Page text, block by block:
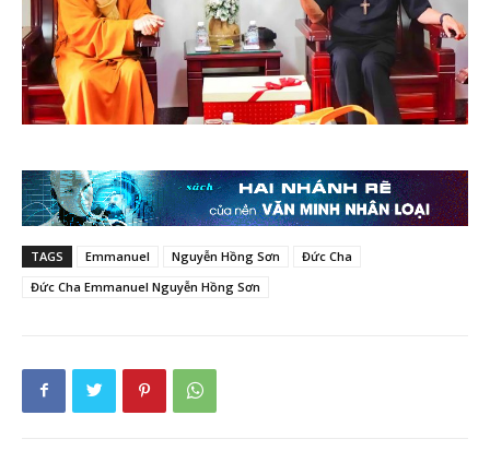
TAGS Emmanuel Nguyễn Hồng Sơn
Đức Cha
Đức Cha Emmanuel Nguyễn Hồng Sơn